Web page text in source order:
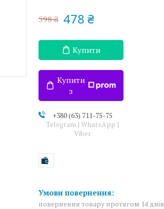
598 ₴ 478 ₴
Купити
Купити
з
+380 (63) 711-75-75
Telegram | WhatsApp |
Viber
повернення товару протягом 14 днів